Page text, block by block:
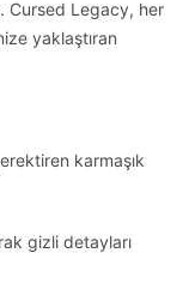
Cursed Legacy, her
yaklaştıran
karmaşık
gizli detayları